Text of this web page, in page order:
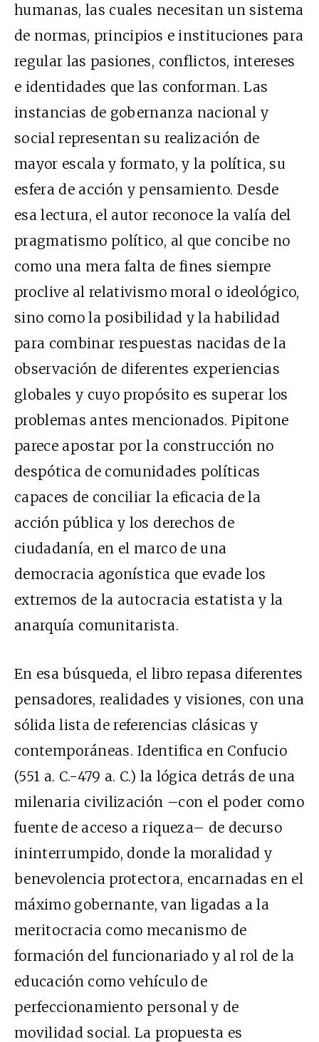
humanas, las cuales necesitan un sistema
de normas, principios e instituciones para
regular las pasiones, conflictos, intereses
e identidades que las conforman. Las
instancias de gobernanza nacional y
social representan su realización de
mayor escala y formato, y la política, su
esfera de acción y pensamiento. Desde
esa lectura, el autor reconoce la valía del
pragmatismo político, al que concibe no
como una mera falta de fines siempre
proclive al relativismo moral o ideológico,
sino como la posibilidad y la habilidad
para combinar respuestas nacidas de la
observación de diferentes experiencias
globales y cuyo propósito es superar los
problemas antes mencionados. Pipitone
parece apostar por la construcción no
despótica de comunidades políticas
capaces de conciliar la eficacia de la
acción pública y los derechos de
ciudadanía, en el marco de una
democracia agonística que evade los
extremos de la autocracia estatista y la
anarquía comunitarista.
En esa búsqueda, el libro repasa diferentes
pensadores, realidades y visiones, con una
sólida lista de referencias clásicas y
contemporáneas. Identifica en Confucio
(551 a. C.-479 a. C.) la lógica detrás de una
milenaria civilización –con el poder como
fuente de acceso a riqueza– de decurso
ininterrumpido, donde la moralidad y
benevolencia protectora, encarnadas en el
máximo gobernante, van ligadas a la
meritocracia como mecanismo de
formación del funcionariado y al rol de la
educación como vehículo de
perfeccionamiento personal y de
movilidad social. La propuesta es